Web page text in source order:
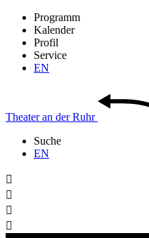
Programm
Kalender
Profil
Service
EN
Theateran derRuhr
Suche
EN



